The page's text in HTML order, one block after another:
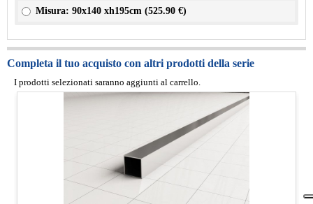
Misura: 90x140 xh195cm (525.90 €)
Completa il tuo acquisto con altri prodotti della serie
I prodotti selezionati saranno aggiunti al carrello.